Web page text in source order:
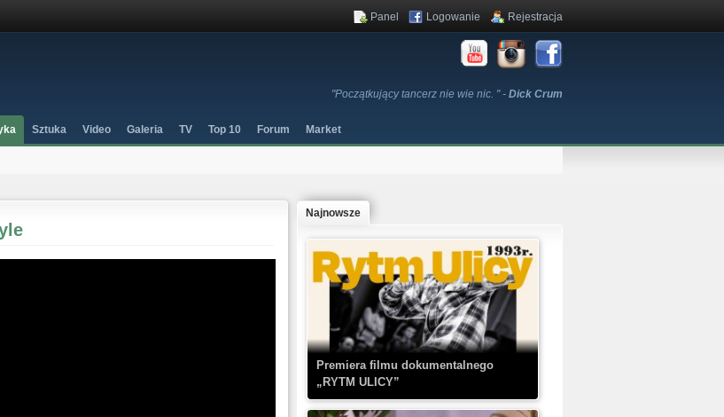
"Początkujący tancerz nie wie nic. " - Dick Crum
Panel Logowanie Rejestracja
Sztuka Video Galeria TV Top 10 Forum Market
Najnowsze
Premiera filmu dokumentalnego
„RYTM ULICY”